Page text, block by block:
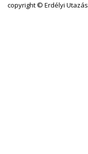
copyright © Erdélyi